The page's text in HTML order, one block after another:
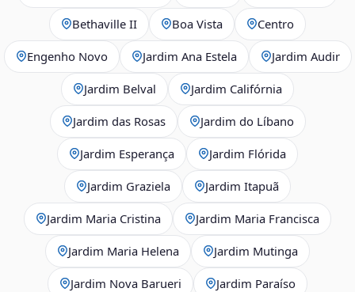
Bethaville II Boa Vista Centro
Engenho Novo Jardim Ana Estela Jardim Audir
Jardim Belval Jardim Califórnia
Jardim das Rosas Jardim do Líbano
Jardim Esperança Jardim Flórida
Jardim Graziela Jardim Itapuã
Jardim Maria Cristina Jardim Maria Francisca
Jardim Maria Helena Jardim Mutinga
Jardim Nova Barueri Jardim Paraíso